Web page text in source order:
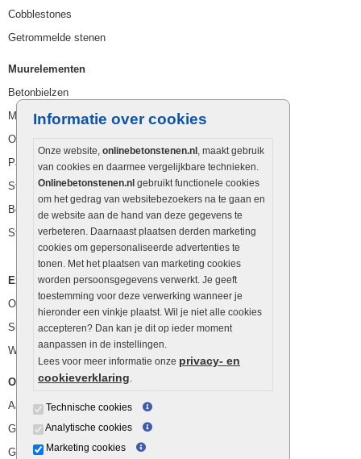
Informatie over cookies
Onze website, onlinebetonstenen.nl , maakt gebruik
van cookies en daarmee vergelijkbare technieken.
Onlinebetonstenen.nl gebruikt functionele cookies
om het gedrag van websitebezoekers na te gaan en
de website aan de hand van deze gegevens te
verbeteren. Daarnaast plaatsen derden marketing
cookies om gepersonaliseerde advertenties te
tonen. Met het plaatsen van marketing cookies
worden persoonsgegevens verwerkt. Je geeft
toestemming voor deze verwerking wanneer je
hieronder een vinkje plaatst. Wil je niet alle cookies
accepteren? Dan kan je dit op ieder moment
aanpassen in de instellingen.
Lees voor meer informatie onze privacy- en
cookieverklaring
Technische cookies
Analytische cookies
Marketing cookies
Cobblestones
Getrommelde stenen
Muurelementen
Betonbielzen
Muurstenen
Opsluitbanden
Palissaden
Stapelblokken
Betonblokken
Stapelstenen
Extra benodigdheden
Ophoogzand
Siergrind en siersplit
Waterafvoer
Overig
Aanbiedingen
Goedkope bestrating
Goedkope tuintegels